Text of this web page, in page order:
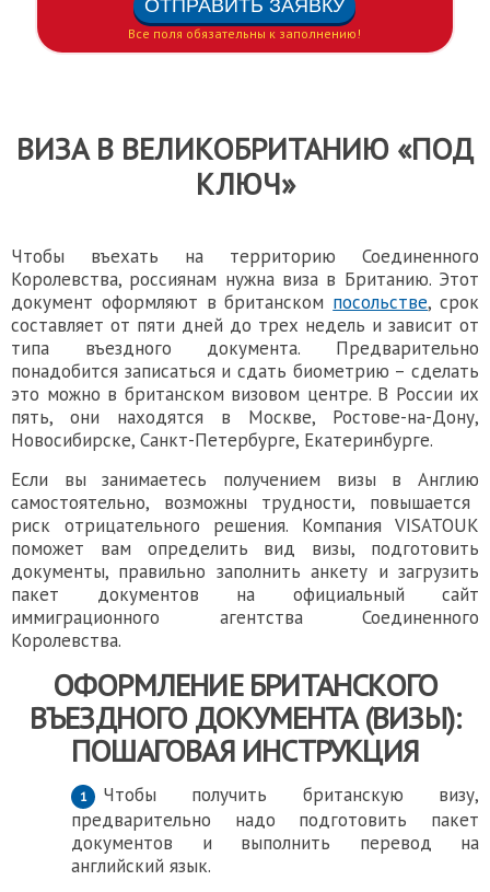
Все поля обязательны к заполнению!
ВИЗА В ВЕЛИКОБРИТАНИЮ «ПОД
КЛЮЧ»
Чтобы въехать на территорию Соединенного
Королевства, россиянам нужна виза в Британию. Этот
документ оформляют в британском посольстве, срок
составляет от пяти дней до трех недель и зависит от
типа въездного документа. Предварительно
понадобится записаться и сдать биометрию – сделать
это можно в британском визовом центре. В России их
пять, они находятся в Москве, Ростове-на-Дону,
Новосибирске, Санкт-Петербурге, Екатеринбурге.
Если вы занимаетесь получением визы в Англию
самостоятельно, возможны трудности, повышается
риск отрицательного решения. Компания VISATOUK
поможет вам определить вид визы, подготовить
документы, правильно заполнить анкету и загрузить
пакет документов на официальный сайт
иммиграционного агентства Соединенного
Королевства.
ОФОРМЛЕНИЕБРИТАНСКОГО
ВЪЕЗДНОГОДОКУМЕНТА (ВИЗЫ):
ПОШАГОВАЯ ИНСТРУКЦИЯ
Чтобы получить британскую визу,
предварительно надо подготовить пакет
документов и выполнить перевод на
английский язык.